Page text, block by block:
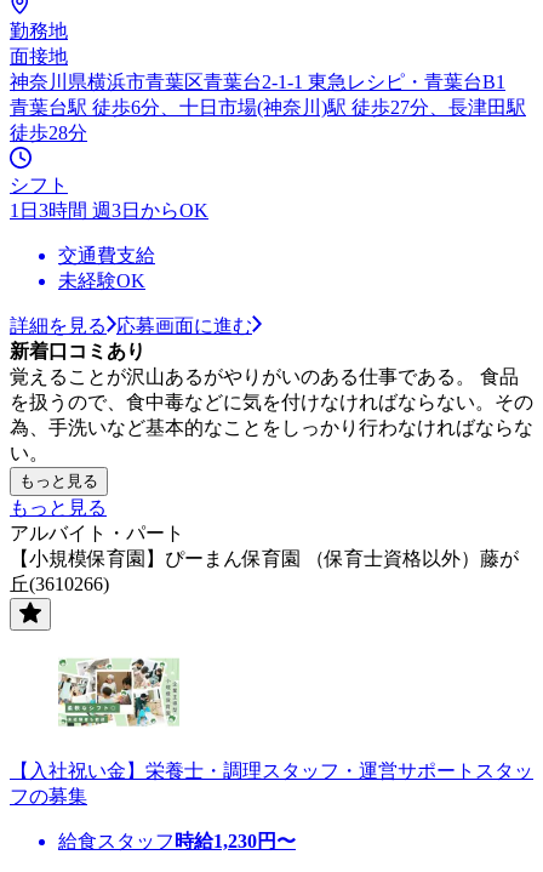
勤務地
面接地
神奈川県横浜市青葉区青葉台2-1-1 東急レシピ・青葉台B1
青葉台駅 徒歩6分、十日市場(神奈川)駅 徒歩27分、長津田駅
徒歩28分
シフト
1日3時間 週3日からOK
交通費支給
未経験OK
詳細を見る
応募画面に進む
新着口コミあり
覚えることが沢山あるがやりがいのある仕事である。 食品
を扱うので、食中毒などに気を付けなければならない。その
為、手洗いなど基本的なことをしっかり行わなければならな
い。
もっと見る
もっと見る
アルバイト・パート
【小規模保育園】ぴーまん保育園 （保育士資格以外）藤が
丘(3610266)
【入社祝い金】栄養士・調理スタッフ・運営サポートスタッ
フの募集
給食スタッフ 時給1,230円〜